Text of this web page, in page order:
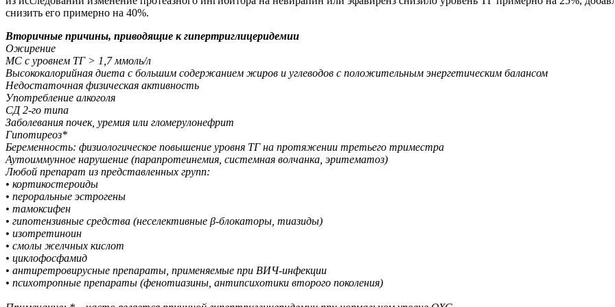
снизить его примерно на 40%.
Вторичные причины, приводящие к гипертриглицеридемии
Ожирение
МС с уровнем ТГ > 1,7 ммоль/л
Высококалорийная диета с большим содержанием жиров и углеводов с положительным энергетическим балансом
Недостаточная физическая активность
Употребление алкоголя
СД 2-го типа
Заболевания почек, уремия или гломерулонефрит
Гипотиреоз*
Беременность: физиологическое повышение уровня ТГ на протяжении третьего триместра
Аутоиммунное нарушение (парапротеинемия, системная волчанка, эритематоз)
Любой препарат из представленных групп:
• кортикостероиды
• пероральные эстрогены
• тамоксифен
• гипотензивные средства (неселективные β-блокаторы, тиазиды)
• изотретиноин
• смолы желчных кислот
• циклофосфамид
• антиретровирусные препараты, применяемые при ВИЧ-инфекции
• психотропные препараты (фенотиазины, антипсихотики второго поколения)